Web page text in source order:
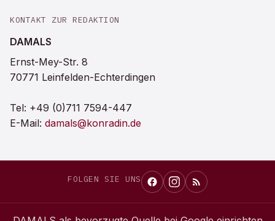
KONTAKT ZUR REDAKTION
DAMALS
Ernst-Mey-Str. 8
70771 Leinfelden-Echterdingen
Tel: +49 (0)711 7594-447
E-Mail: damals@konradin.de
FOLGEN SIE UNS